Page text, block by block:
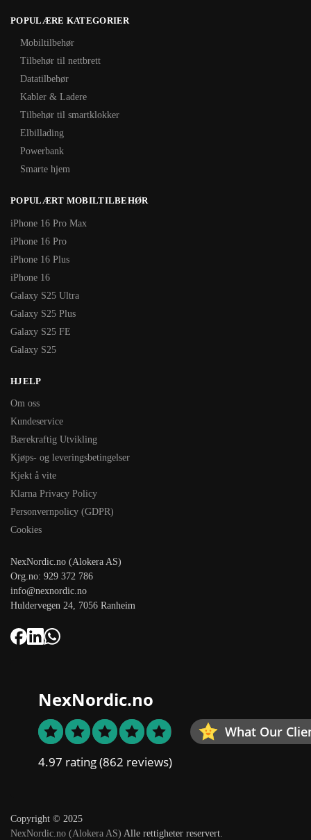
POPULÆRE KATEGORIER
Mobiltilbehør
Tilbehør til nettbrett
Datatilbehør
Kabler & Ladere
Tilbehør til smartklokker
Elbillading
Powerbank
Smarte hjem
POPULÆRT MOBILTILBEHØR
iPhone 16 Pro Max
iPhone 16 Pro
iPhone 16 Plus
iPhone 16
Galaxy S25 Ultra
Galaxy S25 Plus
Galaxy S25 FE
Galaxy S25
HJELP
Om oss
Kundeservice
Bærekraftig Utvikling
Kjøps- og leveringsbetingelser
Kjekt å vite
Klarna Privacy Policy
Personvernpolicy (GDPR)
Cookies
NexNordic.no (Alokera AS)
Org.no: 929 372 786
info@nexnordic.no
Huldervegen 24, 7056 Ranheim
NexNordic.no
What Our
4.97 rating(862 reviews)
Copyright © 2025
NexNordic.no (Alokera AS) Alle rettigheter reservert.